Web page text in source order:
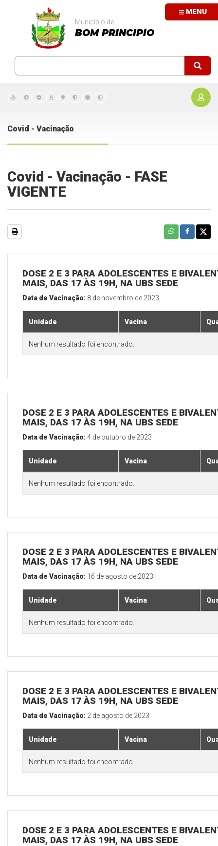
MENU
Município de
BOM PRINCIPIO
Covid - Vacinação
Covid - Vacinação - FASE
VIGENTE
DOSE 2 E 3 PARA ADOLESCENTES E
MAIS, DAS 17 ÀS 19H, NA UBS SEDE
Data de Vacinação: 8 de novembro de 2023
Unidade Vacina
Nenhum resultado foi encontrado.
DOSE 2 E 3 PARA ADOLESCENTES E
MAIS, DAS 17 ÀS 19H, NA UBS SEDE
Data de Vacinação:4 de outubro de 2023
Unidade Vacina
Nenhum resultado foi encontrado.
DOSE 2 E 3 PARA ADOLESCENTES E
MAIS, DAS 17 ÀS 19H, NA UBS SEDE
Data de Vacinação: 16 de agosto de 2023
Unidade Vacina
Nenhum resultado foi encontrado.
DOSE 2 E 3 PARA ADOLESCENTES E
MAIS, DAS 17 ÀS 19H, NA UBS SEDE
Data de Vacinação: 2 de agosto de 2023
Unidade Vacina
Nenhum resultado foi encontrado.
DOSE 2 E 3 PARA ADOLESCENTES E
MAIS, DAS 17 ÀS 19H, NA UBS SEDE